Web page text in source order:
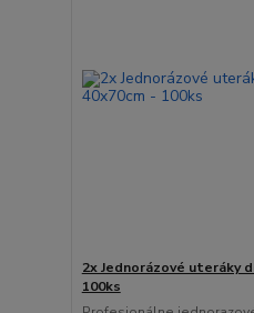
2x Jednorázové uteráky
100ks